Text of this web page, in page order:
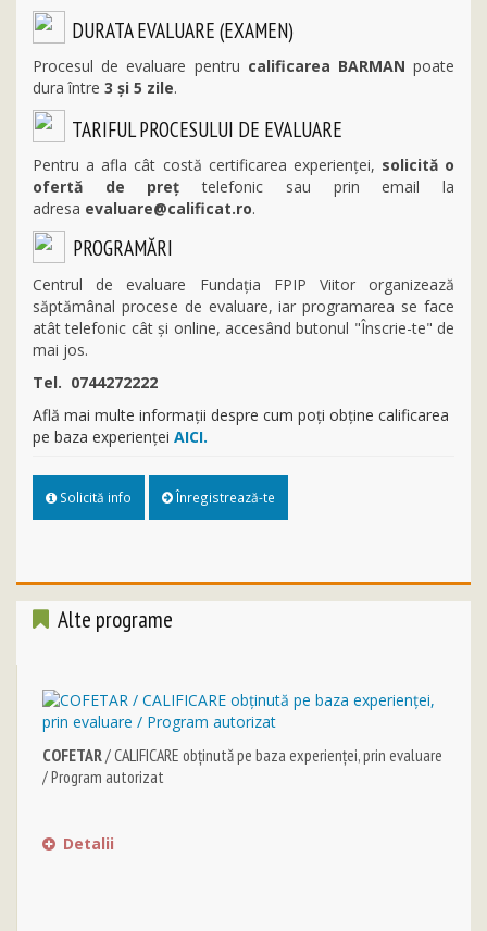
DURATA EVALUARE (EXAMEN)
Procesul de evaluare pentru calificarea BARMAN poate
dura între 3 și 5 zile.
TARIFUL PROCESULUI DE EVALUARE
Pentru a afla cât costă certificarea experienței, solicită o
ofertă de preț telefonic sau prin email la
adresa evaluare@calificat.ro.
PROGRAMĂRI
Centrul de evaluare Fundația FPIP Viitor organizează
săptămânal procese de evaluare, iar programarea se face
atâttelefonic cât și online, accesând butonul "Înscrie-te" de
mai jos.
Tel. 0744272222
Află mai multe informații despre cum poți obține calificarea
pe baza experienței AICI.
Solicită info Înregistrează-te
Alte programe
COFETAR/ CALIFICARE obținută pe baza experienței, prin evaluare
/ Program autorizat
Detalii